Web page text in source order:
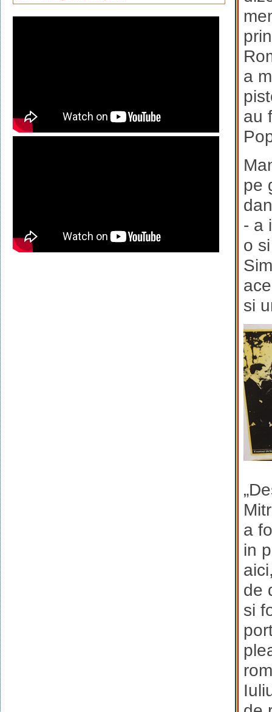
a
au
pe
- a
o
si
a
in
de
si